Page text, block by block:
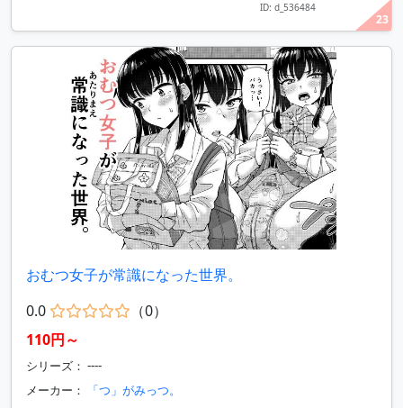
23
ID: d_536484
おむつ女子が常識になった世界。
0.0
（0）
110円～
シリーズ： ----
メーカー：
「つ」がみっつ。